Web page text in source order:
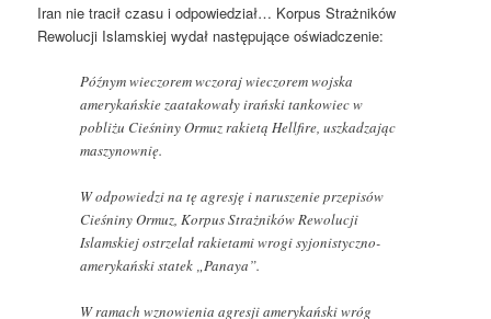
Iran nie tracił czasu i odpowiedział… Korpus Strażników
Rewolucji Islamskiej wydał następujące oświadczenie:
Późnym wieczorem wczoraj wieczorem wojska
amerykańskie zaatakowały irański tankowiec w
pobliżu Cieśniny Ormuz rakietą Hellfire, uszkadzając
maszynownię.
W odpowiedzi na tę agresję i naruszenie przepisów
Cieśniny Ormuz, Korpus Strażników Rewolucji
Islamskiej ostrzelał rakietami wrogi syjonistyczno-
amerykański statek „Panaya”.
W ramach wznowienia agresji amerykański wróg